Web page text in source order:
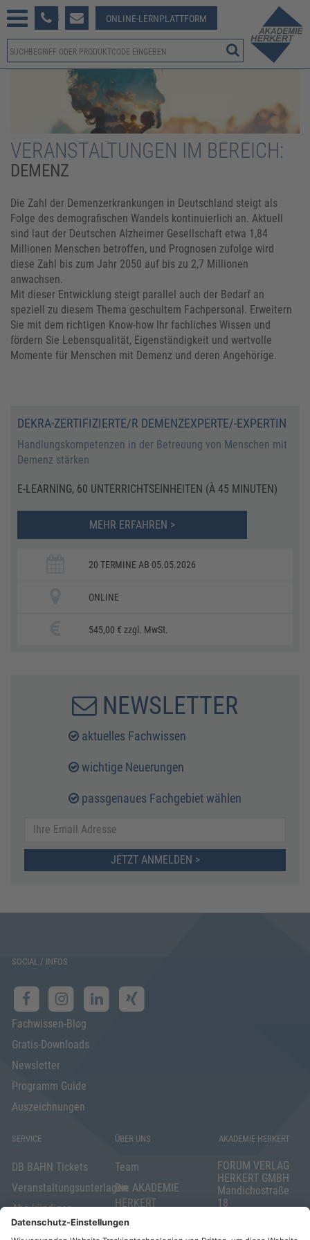
381-123 ONLINE-LERNPLATTFORM
VERANSTALTUNGEN IM BEREICH:
DEMENZ
Die Zahl der Demenzerkrankungen in Deutschland steigt als
Folge des demografischen Wandels kontinuierlich an. Aktuell
sind laut der Deutschen Alzheimer Gesellschaft etwa 1,84
Millionen Menschen betroffen, und Prognosen zufolge wird
diese Zahl bis zum Jahr 2050 auf bis zu 2,7 Millionen
anwachsen.
Mit dieser Entwicklung steigt parallel auch der Bedarf an
speziell zu diesem Thema geschultem Fachpersonal. Erweitern
Sie mit dem richtigen Know-how Ihr fachliches Wissen und
fördern Sie Lebensqualität, Eigenständigkeit und wertvolle
Momente für Menschen mit Demenz und deren Angehörige.
DEKRA-ZERTIFIZIERTE/R DEMENZEXPERTE/-EXPERTIN
Handlungskompetenzen in der Betreuung von Menschen mit
Demenz stärken
E-LEARNING, 60 UNTERRICHTSEINHEITEN (À 45 MINUTEN)
MEHR ERFAHREN >
20 TERMINE AB 05.05.2026
ONLINE
545,00 € zzgl. MwSt.
NEWSLETTER
aktuelles Fachwissen
wichtige Neuerungen
passgenaues Fachgebiet wählen
JETZT ANMELDEN >
SOCIAL / INFOS
Fachwissen-Blog
Gratis-Downloads
Newsletter
Programm Guide
Auszeichnungen
SERVICE
DB BAHN Tickets
Veranstaltungsunterlagen
Abo kündigen
Widerrufsrecht
ÜBER UNS
Team
Die AKADEMIE
HERKERT
FORUM VERLAG
AKADEMIE HERKERT
FORUM VERLAG
HERKERT GMBH
Mandichostraße
18
Telefon: +49